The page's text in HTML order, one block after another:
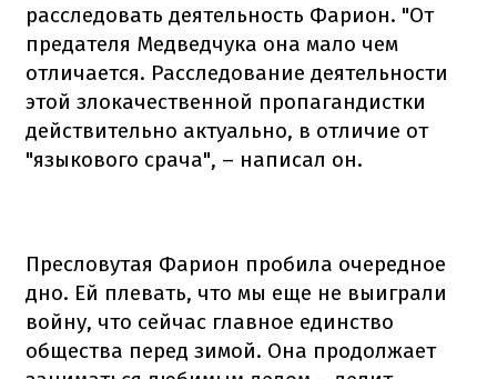
расследовать деятельность Фарион. "От
предателя Медведчука она мало чем
отличается. Расследование деятельности
этой злокачественной пропагандистки
действительно актуально, в отличие от
"языкового срача", – написал он.
Пресловутая Фарион пробила очередное
дно. Ей плевать, что мы еще не выиграли
войну, что сейчас главное единство
общества перед зимой. Она продолжает